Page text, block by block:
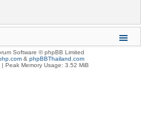
Software © phpBB Limited
& phpBBThailand.com
| Peak Memory Usage: 3.52 MiB